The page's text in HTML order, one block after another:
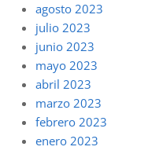
agosto 2023
julio 2023
junio 2023
mayo 2023
abril 2023
marzo 2023
febrero 2023
enero 2023